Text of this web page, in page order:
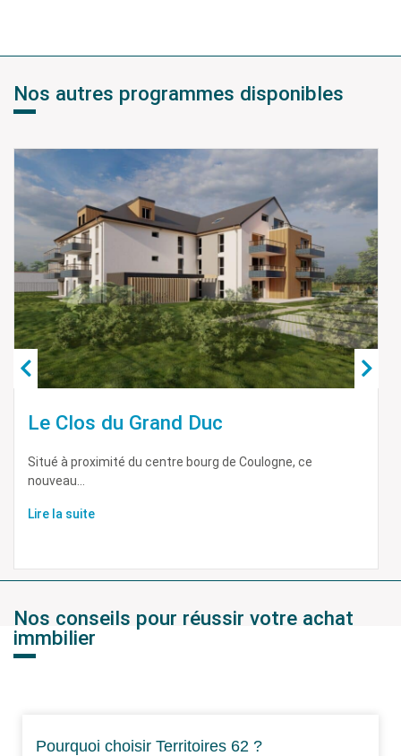
Nos autres programmes disponibles
L’ Orée du Denacre
Découvrez notre nouvelle résidence de 14 appartements
T2 – T3...
Lire la suite
Nos conseils pour réussir votre achat
immbilier
Pourquoi choisir Territoires 62 ?